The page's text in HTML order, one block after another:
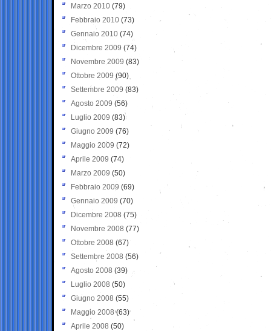
Marzo 2010 (79)
Febbraio 2010 (73)
Gennaio 2010 (74)
Dicembre 2009 (74)
Novembre 2009 (83)
Ottobre 2009 (90)
Settembre 2009 (83)
Agosto 2009 (56)
Luglio 2009 (83)
Giugno 2009 (76)
Maggio 2009 (72)
Aprile 2009 (74)
Marzo 2009 (50)
Febbraio 2009 (69)
Gennaio 2009 (70)
Dicembre 2008 (75)
Novembre 2008 (77)
Ottobre 2008 (67)
Settembre 2008 (56)
Agosto 2008 (39)
Luglio 2008 (50)
Giugno 2008 (55)
Maggio 2008(63)
Aprile 2008 (50)